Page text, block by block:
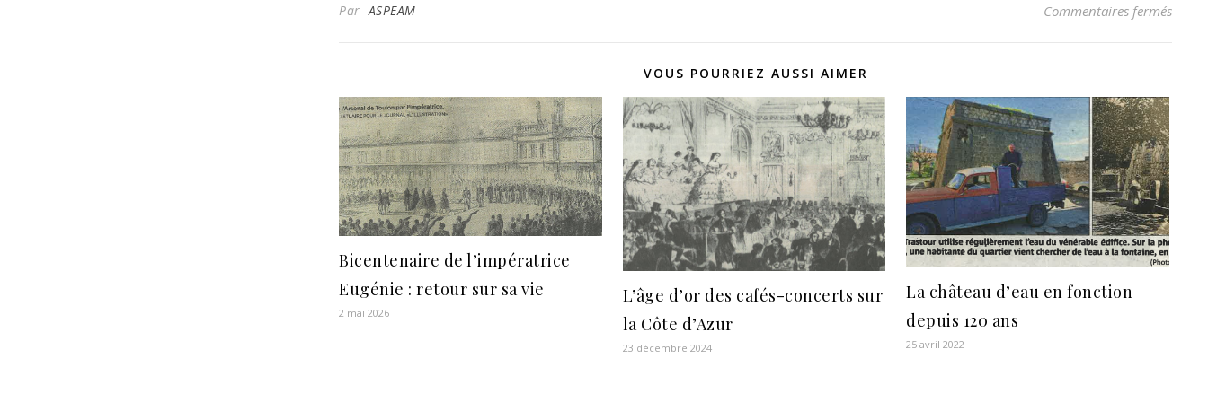
ParASPEAM Commentaires ferméssur
VOUS POURRIEZ AUSSI AIMER
Bicentenaire de l’impératrice
Eugénie : retour sur sa vie
2 mai 2026
L’âge d’or des cafés-concerts sur
la Côte d’Azur
23 décembre 2024
La château d’eau en fonction
depuis 120 ans
25 avril 2022